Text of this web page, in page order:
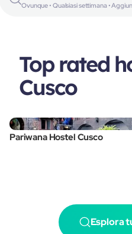
Ovunque • Qualsiasi settimana •
Top rated
Cusco
Pariwana Hostel Cusco
Esplora